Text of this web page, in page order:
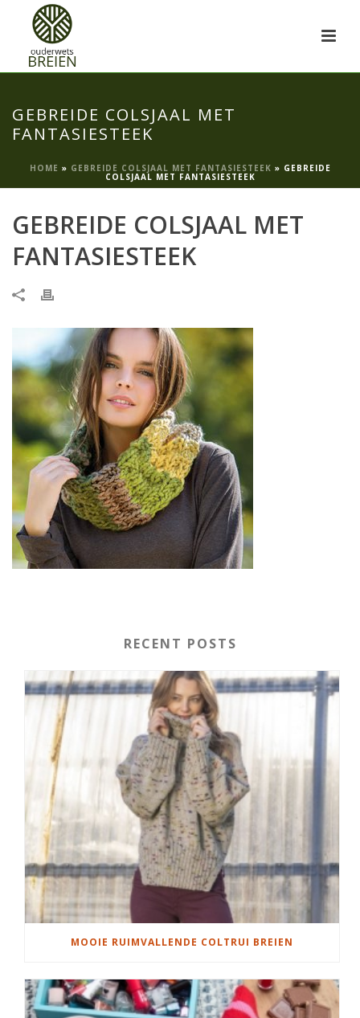
GEBREIDE COLSJAAL MET
FANTASIESTEEK
HOME » GEBREIDE COLSJAAL MET FANTASIESTEEK » GEBREIDE
COLSJAAL MET FANTASIESTEEK
GEBREIDE COLSJAAL MET
FANTASIESTEEK
RECENT POSTS
MOOIE RUIMVALLENDE COLTRUI BREIEN